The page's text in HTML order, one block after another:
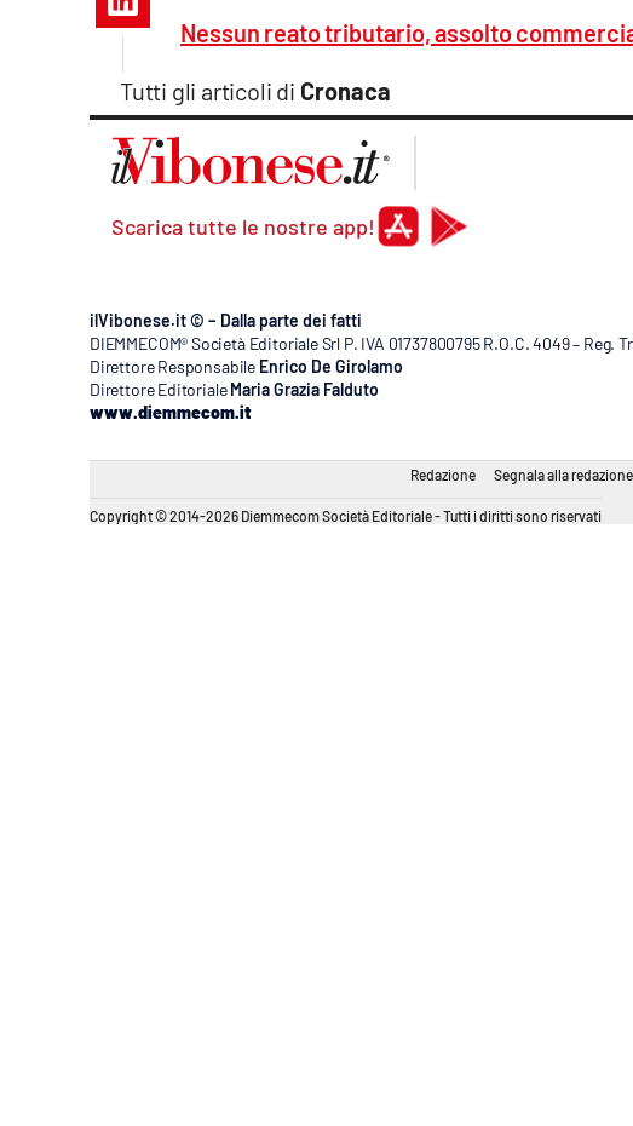
Vai
Tutti gli articoli di Cronaca
Nessun reato tributario, assolto
Scarica tutte le nostre app!
ilVibonese.it © – Dalla parte dei fatti
DIEMMECOM® Società Editoriale Srl P. IVA 01737800795 R.O.C. 4049 – Reg.
Direttore Responsabile Enrico De Girolamo
Direttore Editoriale Maria Grazia Falduto
www.diemmecom.it
Redazione Segnala alla redazione
Copyright © 2014-2026 Diemmecom Società Editoriale - Tutti i diritti sono riservati